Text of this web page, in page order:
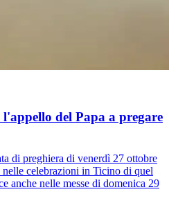
del Papa a pregare
di preghiera di venerdì 27 ottobre
nelle celebrazioni in Ticino di quel
anche nelle messe di domenica 29